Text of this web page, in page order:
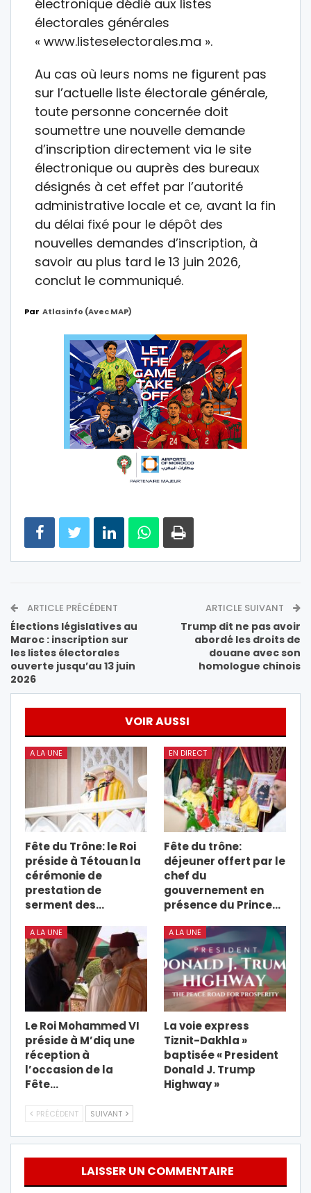
électronique dédié aux listes
électorales générales
« www.listeselectorales.ma ».
Au cas où leurs noms ne figurent pas
sur l’actuelle liste électorale générale,
toute personne concernée doit
soumettre une nouvelle demande
d’inscription directement via le site
électronique ou auprès des bureaux
désignés à cet effet par l’autorité
administrative locale et ce, avant la fin
du délai fixé pour le dépôt des
nouvelles demandes d’inscription, à
savoir au plus tard le 13 juin 2026,
conclut le communiqué.
Par Atlasinfo (avec MAP)
ARTICLE PRÉCÉDENT
Élections législatives au
Maroc : inscription sur
les listes électorales
ouverte jusqu’au 13 juin
2026
ARTICLE SUIVANT
Trump dit ne pas avoir
abordé les droits de
douane avec son
homologue chinois
VOIR AUSSI
A LA UNE
Fête du Trône: le Roi
préside à Tétouan la
cérémonie de
prestation de
serment des…
EN DIRECT
Fête du trône:
déjeuner offert par le
chef du
gouvernement en
présence du Prince…
A LA UNE
Le Roi Mohammed VI
préside à M’diq une
réception à
l’occasion de la
Fête…
A LA UNE
La voie express
Tiznit-Dakhla »
baptisée « President
Donald J. Trump
Highway »
PRÉCÉDENT SUIVANT
LAISSER UN COMMENTAIRE